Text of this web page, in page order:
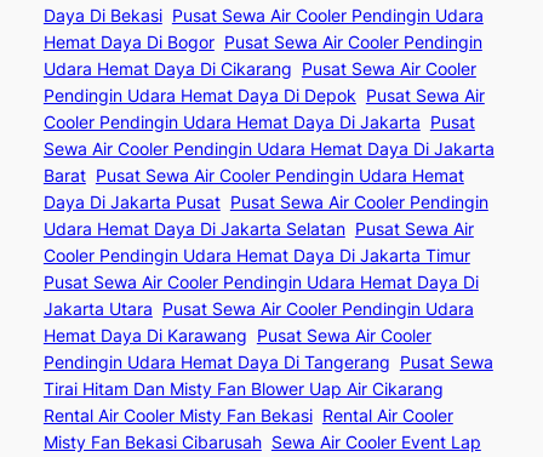
Daya Di Bekasi Pusat Sewa Air Cooler Pendingin Udara
Hemat Daya Di Bogor Pusat Sewa Air Cooler Pendingin
Udara Hemat Daya Di Cikarang Pusat Sewa Air Cooler
Pendingin Udara Hemat Daya Di Depok Pusat Sewa Air
Cooler Pendingin Udara Hemat Daya Di Jakarta Pusat
Sewa Air Cooler Pendingin Udara Hemat Daya Di Jakarta
Barat Pusat Sewa Air Cooler Pendingin Udara Hemat
Daya Di Jakarta Pusat Pusat Sewa Air Cooler Pendingin
Udara Hemat Daya Di Jakarta Selatan Pusat Sewa Air
Cooler Pendingin Udara Hemat Daya Di Jakarta Timur
Pusat Sewa Air Cooler Pendingin Udara Hemat Daya Di
Jakarta Utara Pusat Sewa Air Cooler Pendingin Udara
Hemat Daya Di Karawang Pusat Sewa Air Cooler
Pendingin Udara Hemat Daya Di Tangerang Pusat Sewa
Tirai Hitam Dan Misty Fan Blower Uap Air Cikarang
Rental Air Cooler Misty Fan Bekasi Rental Air Cooler
Misty Fan Bekasi Cibarusah Sewa Air Cooler Event Lap